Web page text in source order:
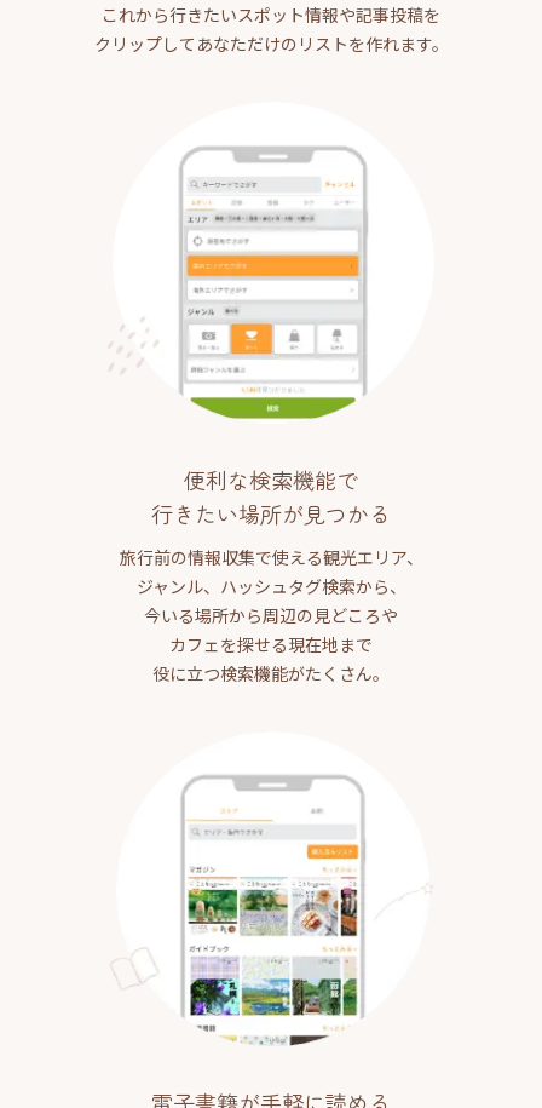
これから行きたいスポット情報や記事投稿を
クリップしてあなただけのリストを作れます。
便利な検索機能で
行きたい場所が見つかる
旅行前の情報収集で使える観光エリア、
ジャンル、ハッシュタグ検索から、
今いる場所から周辺の見どころや
カフェを探せる現在地まで
役に立つ検索機能がたくさん。